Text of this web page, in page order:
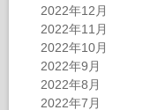
2022年12月
2022年11月
2022年10月
2022年9月
2022年8月
2022年7月